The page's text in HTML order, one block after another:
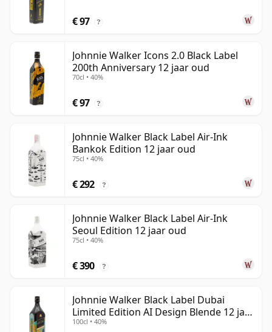
€ 97 ?
Johnnie Walker Icons 2.0 Black Label
200th Anniversary 12 jaar oud
70cl • 40%
€ 97 ?
Johnnie Walker Black Label Air-Ink
Bankok Edition 12 jaar oud
75cl • 40%
€ 292 ?
Johnnie Walker Black Label Air-Ink
Seoul Edition 12 jaar oud
75cl • 40%
€ 390 ?
Johnnie Walker Black Label Dubai
Limited Edition AI Design Blende 12 jaar
oud
100cl • 40%